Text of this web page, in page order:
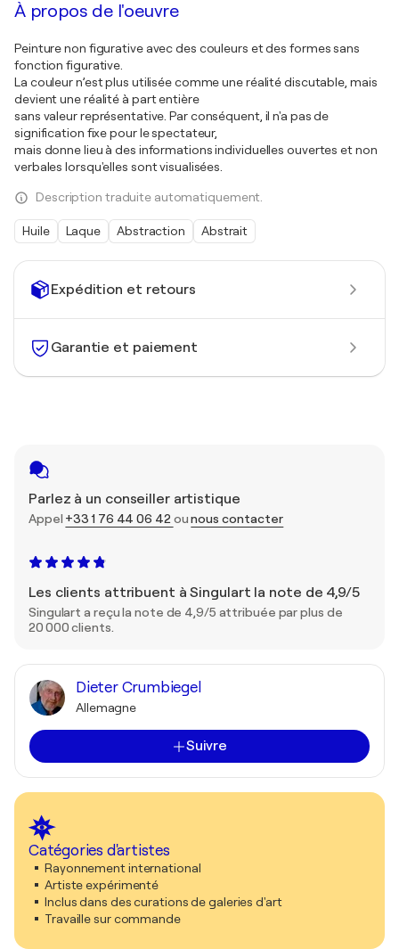
Expédition et retours
Garantie et paiement
Parlez à un conseiller artistique
Appel +33 1 76 44 06 42 ounous contacter
Les clients attribuent à Singulart la note de 4,9/5
Singulart a reçu la note de 4,9/5 attribuée par plus de
20 000 clients.
Dieter Crumbiegel
Allemagne
Suivre
Catégories d'artistes
Rayonnement international
Artiste expérimenté
Inclus dans des curations de galeries d'art
Travaille sur commande
À propos de l'oeuvre
Peinture non figurative avec des couleurs et des formes sans
fonction figurative.
La couleur n’est plus utilisée comme une réalité discutable, mais
devient une réalité à part entière
sans valeur représentative. Par conséquent, il n'a pas de
signification fixe pour le spectateur,
mais donne lieu à des informations individuelles ouvertes et non
verbales lorsqu'elles sont visualisées.
Description traduite automatiquement.
Huile Laque Abstraction Abstrait